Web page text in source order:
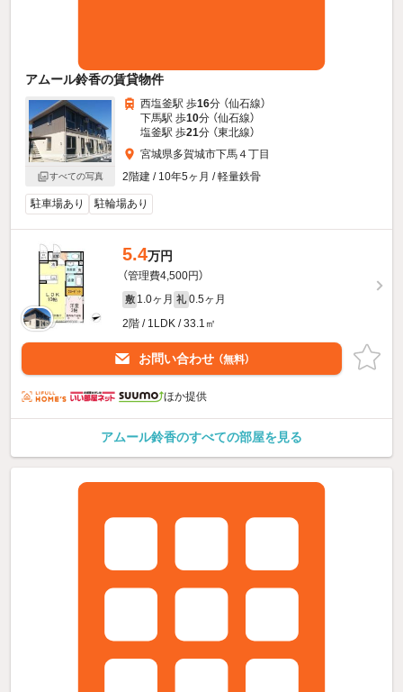
アムール鈴香の賃貸物件
すべての写真
西塩釜駅 歩16分 （仙石線）
下馬駅 歩10分 （仙石線）
塩釜駅 歩21分 （東北線）
宮城県多賀城市下馬４丁目
2階建 / 10年5ヶ月 / 軽量鉄骨
駐車場あり 駐輪場あり
5.4万円
（管理費4,500円）
敷 1.0ヶ月 礼 0.5ヶ月
2階 / 1LDK / 33.1㎡
お問い合わせ （無料）
ほか提供
アムール鈴香のすべての部屋を見る